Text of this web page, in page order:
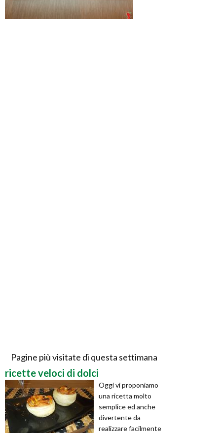
Pagine più visitate di questa settimana
ricette veloci di dolci
Oggi vi proponiamo
una ricetta molto
semplice ed anche
divertente da
realizzare facilmente